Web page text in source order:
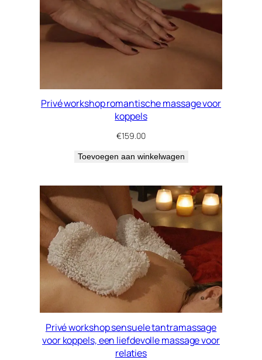
Privé workshop romantische massage voor
koppels
€159.00
Toevoegen aan winkelwagen
Privé workshop sensuele tantramassage
voor koppels, een liefdevolle massage voor
relaties